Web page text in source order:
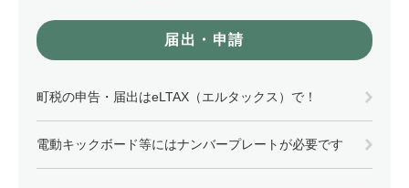
届出・申請
町税の申告・届出はeLTAX（エルタックス）で！
電動キックボード等にはナンバープレートが必要です